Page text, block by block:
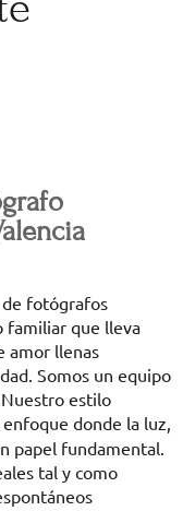
de fotógrafos
familiar que lleva
amor llenas
Somos un equipo
estilo
enfoque donde la luz,
papel fundamental.
tal y como